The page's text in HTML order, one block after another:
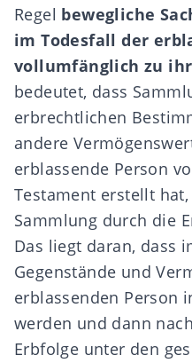
Regel bewegliche
im Todesfall der
vollumfänglich zu
bedeutet, dass
erbrechtlichen
andere
erblassende Person
Testament erstellt
Sammlung durch die
Das liegt daran, dass
Gegenstände und
erblassenden Person
werden und dann
Erbfolge unter den